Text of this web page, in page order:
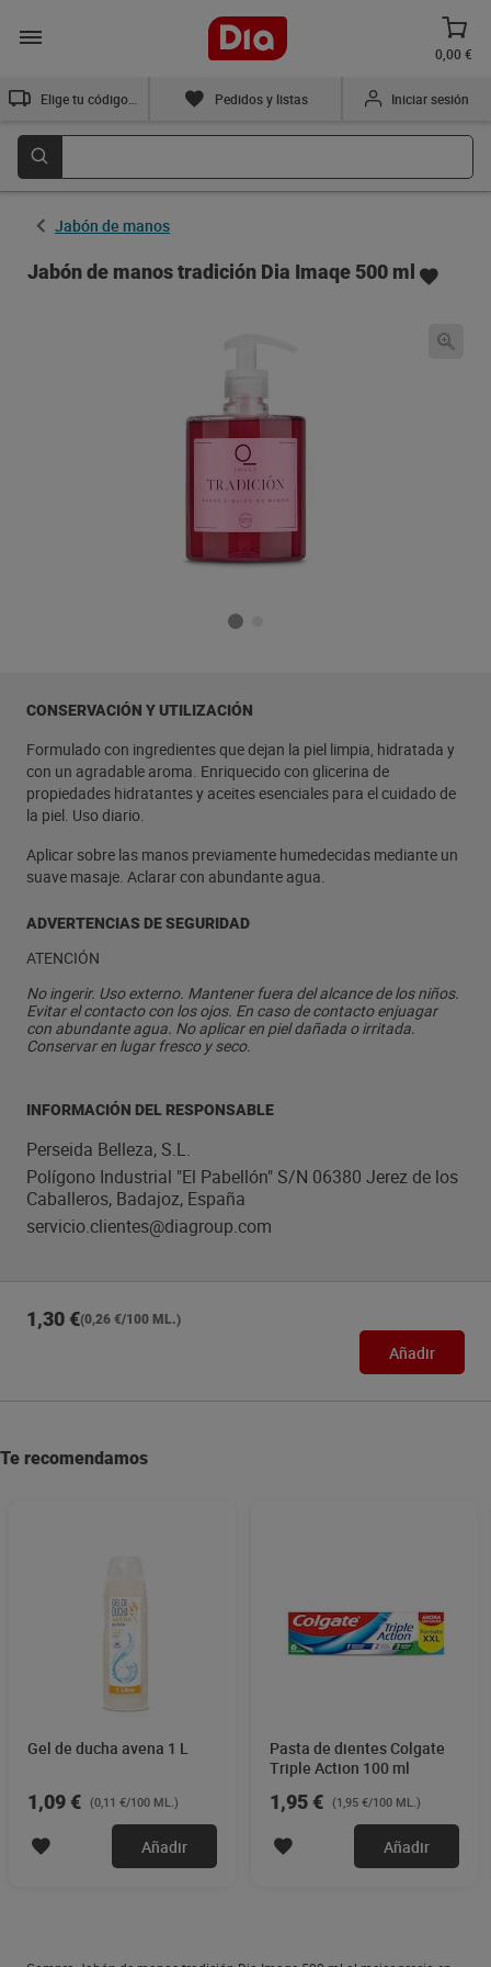
0,00 €
Pedidos y listas Iniciar sesión
Jabón de manos
Jabón de manos tradición Dia Imaqe 500 ml
CONSERVACIÓN Y UTILIZACIÓN
Formulado con ingredientes que dejan la piel limpia, hidratada y
con un agradable aroma. Enriquecido con glicerina de
propiedades hidratantes y aceites esenciales para el cuidado de
la piel. Uso diario.
Aplicar sobre las manos previamente humedecidas mediante un
suave masaje. Aclarar con abundante agua.
ADVERTENCIAS DE SEGURIDAD
ATENCIÓN
No ingerir. Uso externo. Mantener fuera del alcance de los niños.
Evitar el contacto con los ojos. En caso de contacto enjuagar
con abundante agua. No aplicar en piel dañada o irritada.
Conservar en lugar fresco y seco.
INFORMACIÓN DEL RESPONSABLE
Perseida Belleza, S.L.
Polígono Industrial "El Pabellón" S/N 06380 Jerez de los
Caballeros, Badajoz, España
servicio.clientes@diagroup.com
1,30 €(0,26 €/100 ML.)
Añadir
Te recomendamos
Gel de ducha avena 1 L
1,09 € (0,11 €/100 ML.)
Añadir
Pasta de dientes Colgate
Triple Action 100 ml
1,95 € (1,95 €/100 ML.)
Añadir